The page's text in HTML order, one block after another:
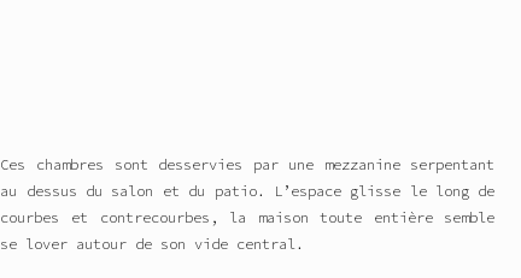
Ces chambres sont desservies par une mezzanine serpentant
au dessus du salon et du patio. L’espace glisse le long de
courbes et contrecourbes, la maison toute entière semble
se lover autour de son vide central.